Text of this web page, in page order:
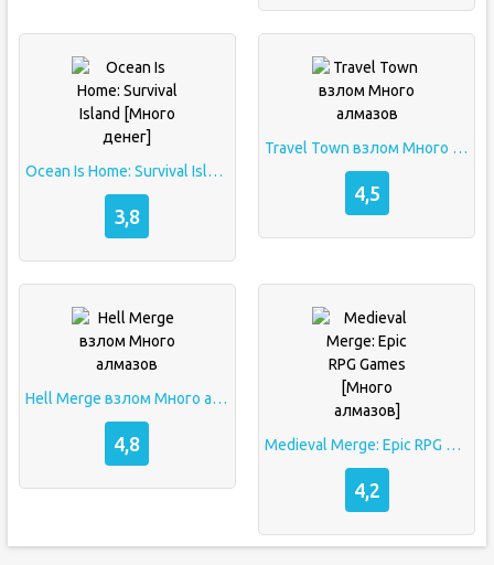
Ocean Is Home: Survival Island [Много денег]
3,8
Travel Town взлом Много алмазов
4,5
Hell Merge взлом Много алмазов
4,8 Medieval Merge: Epic RPG Games [Много алмазов]
4,2